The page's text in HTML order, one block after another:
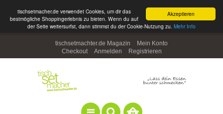
Akzeptieren
tischsetmacher.de verwendet Cookies, um dir das
bestmögliche Shoppingerlebnis zu bieten. Wenn du auf
der Seite weitersurfst, dann stimmst du der Cookie-Nutzung zu. Mehr Info
tischsetmachter.de Magazin
Mein Konto
Checkout
Anmelden Registrieren